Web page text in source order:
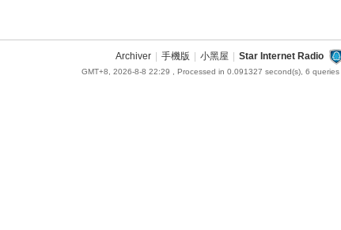
Archiver 手機版 小黑屋 Star Internet Radio
GMT+8, 2026-8-8 22:29 , Processed in 0.091327 second(s), 6 queries .